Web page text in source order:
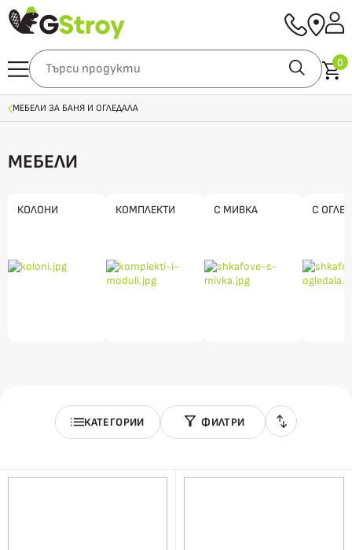
0
МЕБЕЛИ ЗА БАНЯ И ОГЛЕДАЛА
МЕБЕЛИ
КОЛОНИ КОМПЛЕКТИ С МИВКА С
КАТЕГОРИИ ФИЛТРИ